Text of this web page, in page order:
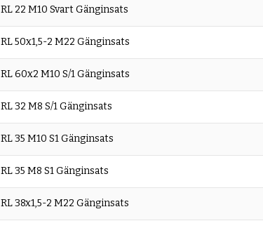
RL 22 M10 Svart Gänginsats
RL 50x1,5-2 M22 Gänginsats
RL 60x2 M10 S/1 Gänginsats
RL 32 M8 S/1 Gänginsats
RL 35 M10 S1 Gänginsats
RL 35 M8 S1 Gänginsats
RL 38x1,5-2 M22 Gänginsats